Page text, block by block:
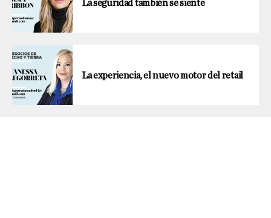
La seguridad también se siente
La experiencia, el nuevo motor del retail